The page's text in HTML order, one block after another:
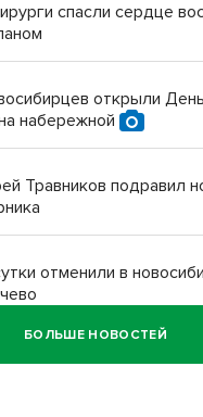
спасли сердце
открыли День
набережной
Травников подравил
отменили в
сбила
БОЛЬШЕ НОВОСТЕЙ